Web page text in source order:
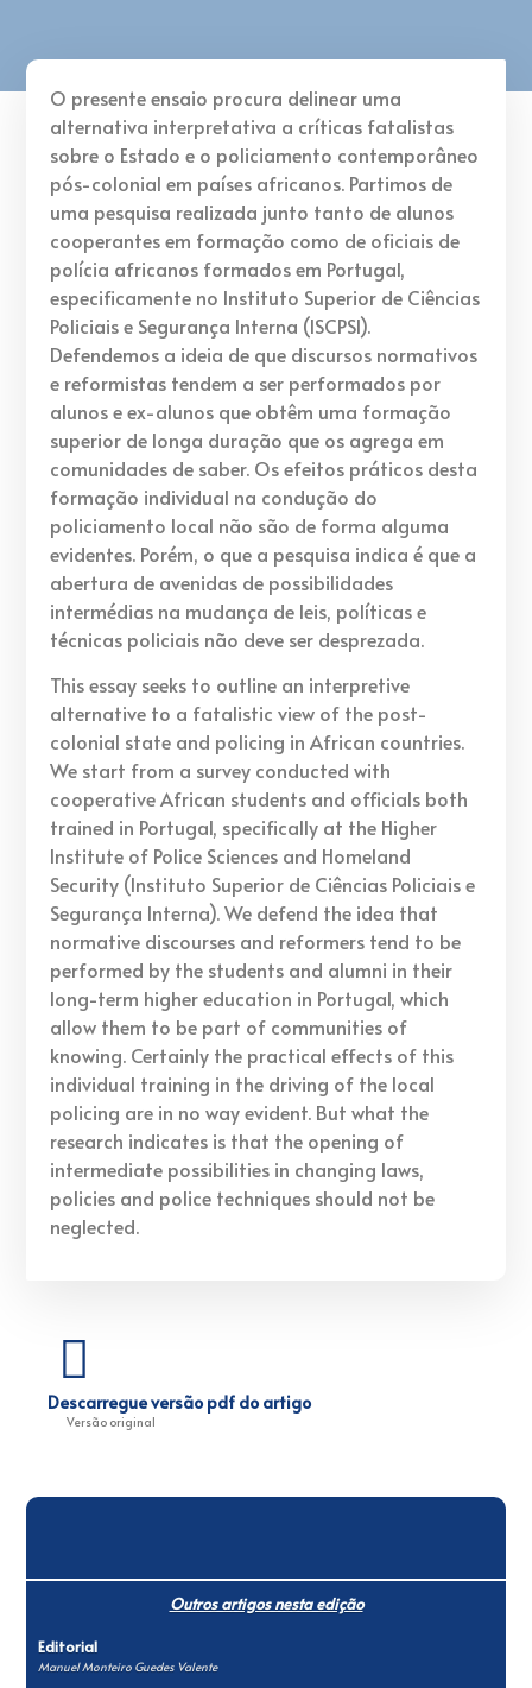
O presente ensaio procura delinear uma
alternativa interpretativa a críticas fatalistas
sobre o Estado e o policiamento contemporâneo
pós-colonial em países africanos. Partimos de
uma pesquisa realizada junto tanto de alunos
cooperantes em formação como de oficiais de
polícia africanos formados em Portugal,
especificamente no Instituto Superior de Ciências
Policiais e Segurança Interna (ISCPSI).
Defendemos a ideia de que discursos normativos
e reformistas tendem a ser performados por
alunos e ex-alunos que obtêm uma formação
superior de longa duração que os agrega em
comunidades de saber. Os efeitos práticos desta
formação individual na condução do
policiamento local não são de forma alguma
evidentes. Porém, o que a pesquisa indica é que a
abertura de avenidas de possibilidades
intermédias na mudança de leis, políticas e
técnicas policiais não deve ser desprezada.
This essay seeks to outline an interpretive
alternative to a fatalistic view of the post-
colonial state and policing in African countries.
We start from a survey conducted with
cooperative African students and officials both
trained in Portugal, specifically at the Higher
Institute of Police Sciences and Homeland
Security (Instituto Superior de Ciências Policiais e
Segurança Interna). We defend the idea that
normative discourses and reformers tend to be
performed by the students and alumni in their
long-term higher education in Portugal, which
allow them to be part of communities of
knowing. Certainly the practical effects of this
individual training in the driving of the local
policing are in no way evident. But what the
research indicates is that the opening of
intermediate possibilities in changing laws,
policies and police techniques should not be
neglected.
Descarregue versão pdf do artigo
Versão original
Outros artigos nesta edição
Editorial
Manuel Monteiro Guedes Valente